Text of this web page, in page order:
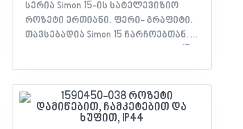
სერია Simon 15-ის სატელევიზიო
როზეტი ერთიანი. ფერი- გრაფიტი.
თავსებადია Simon 15 ჩარჩოებთან.
კონექტორის ტიპი: TV - მასალა:
თერმოპლასტიკური - კონტაქტების
რაოდენობა: 1 - ფერი: გრაფიტი -